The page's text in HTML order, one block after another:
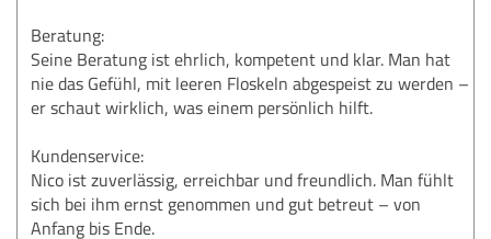
Beratung:
Seine Beratung ist ehrlich, kompetent und klar. Man hat
nie das Gefühl, mit leeren Floskeln abgespeist zu werden –
er schaut wirklich, was einem persönlich hilft.
Kundenservice:
Nico ist zuverlässig, erreichbar und freundlich. Man fühlt
sich bei ihm ernst genommen und gut betreut – von
Anfang bis Ende.